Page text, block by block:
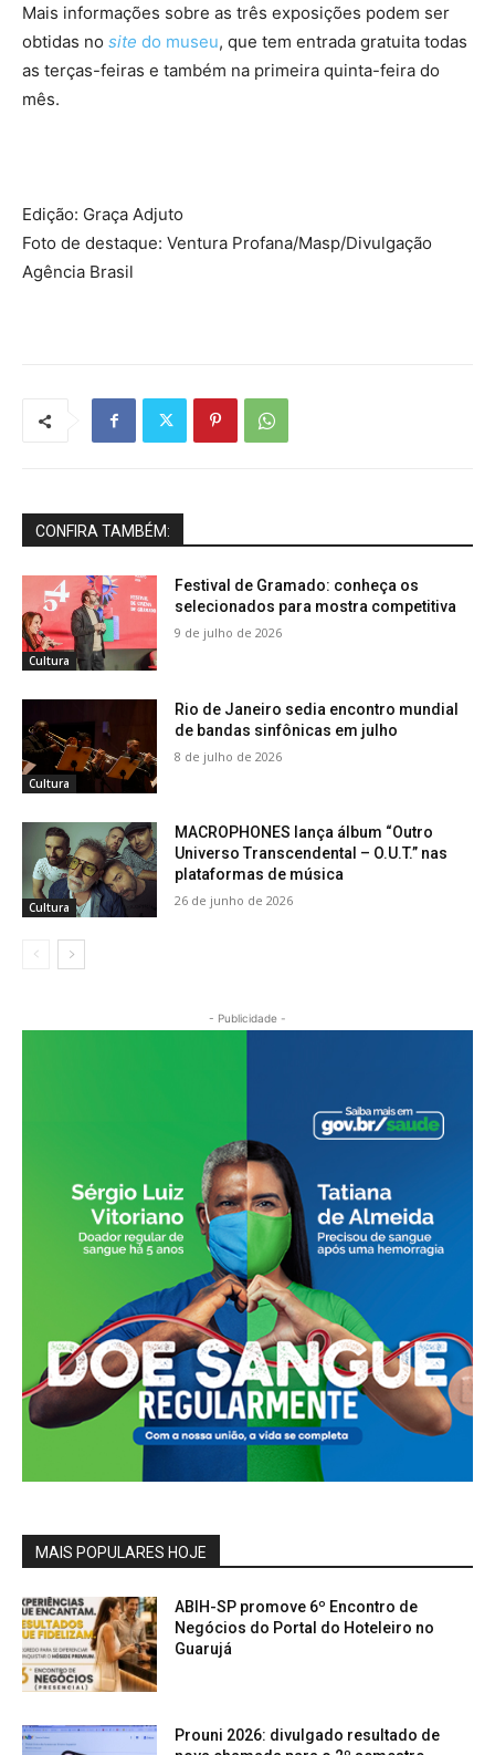
Mais informações sobre as três exposições podem ser
obtidas no site do museu, que tem entrada gratuita todas
as terças-feiras e também na primeira quinta-feira do
mês.
Edição: Graça Adjuto
Foto de destaque: Ventura Profana/Masp/Divulgação
Agência Brasil
CONFIRA TAMBÉM:
Cultura
Festival de Gramado: conheça os
selecionados para mostra competitiva
9 de julho de 2026
Cultura
Rio de Janeiro sedia encontro mundial
de bandas sinfônicas em julho
8 de julho de 2026
Cultura
MACROPHONES lança álbum “Outro
Universo Transcendental – O.U.T.” nas
plataformas de música
26 de junho de 2026
- Publicidade -
MAIS POPULARES HOJE
ABIH-SP promove 6º Encontro de
Negócios do Portal do Hoteleiro no
Guarujá
Prouni 2026: divulgado resultado de